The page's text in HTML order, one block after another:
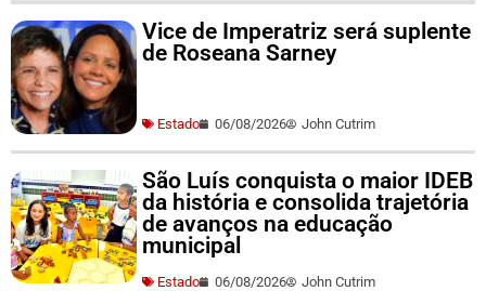
Vice de Imperatriz será suplente
de Roseana Sarney
Estado 06/08/2026 John Cutrim
São Luís conquista o maior IDEB
da história e consolida trajetória
de avanços na educação
municipal
Estado 06/08/2026 John Cutrim